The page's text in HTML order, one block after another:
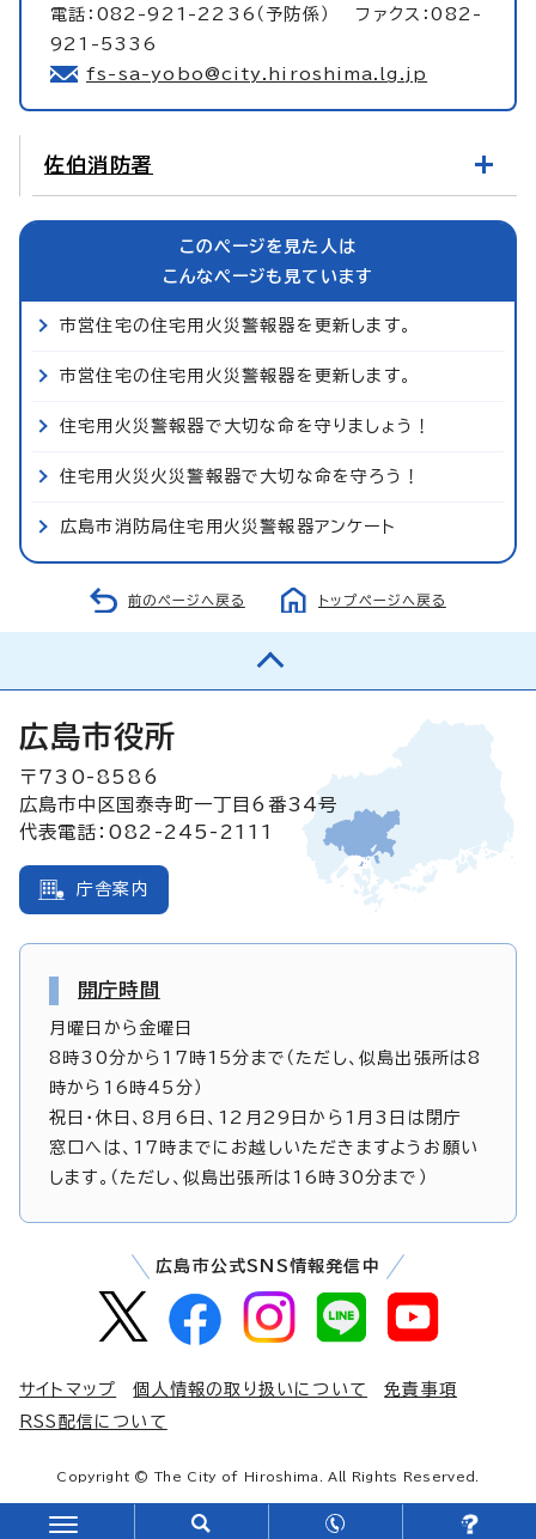
電話：082-921-2236（予防係） ファクス：082-
921-5336
fs-sa-yobo@city.hiroshima.lg.jp
佐伯消防署
このページを見た人は
こんなページも見ています
市営住宅の住宅用火災警報器を更新します。
市営住宅の住宅用火災警報器を更新します。
住宅用火災警報器で大切な命を守りましょう！
住宅用火災火災警報器で大切な命を守ろう！
広島市消防局住宅用火災警報器アンケート
前のページへ戻る トップページへ戻る
広島市役所
〒730-8586
広島市中区国泰寺町一丁目6番34号
代表電話：082-245-2111
庁舎案内
開庁時間
月曜日から金曜日
8時30分から17時15分まで（ただし、似島出張所は8
時から16時45分）
祝日・休日、8月6日、12月29日から1月3日は閉庁
窓口へは、17時までにお越しいただきますようお願い
します。（ただし、似島出張所は16時30分まで）
広島市公式SNS情報発信中
サイトマップ 個人情報の取り扱いについて
免責事項
RSS配信について
Copyright © The City of Hiroshima. All Rights Reserved.